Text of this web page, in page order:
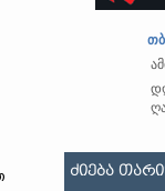
ᲫᲘᲔᲑᲐ